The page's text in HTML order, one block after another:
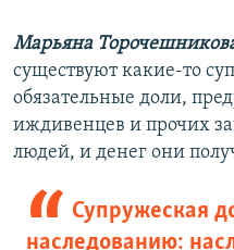
Марьяна
существуют какие-то
обязательные доли,
иждивенцев и прочих
людей, и денег они
Супружеская
наследованию: